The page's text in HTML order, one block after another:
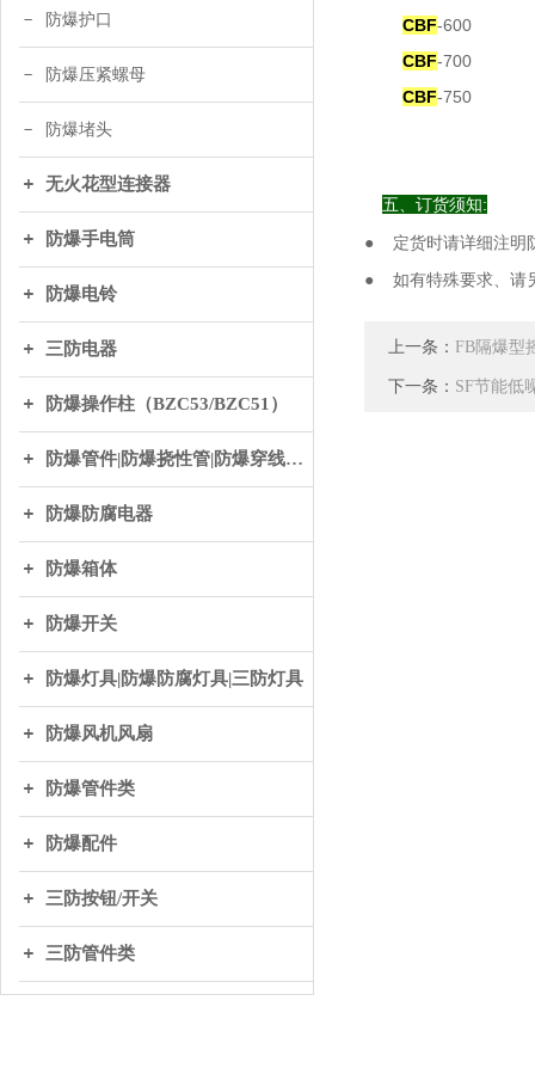
防爆护口
防爆压紧螺母
防爆堵头
无火花型连接器
防爆手电筒
防爆电铃
三防电器
防爆操作柱（BZC53/BZC51）
防爆管件|防爆挠性管|防爆穿线盒|防爆接线盒|防爆电缆夹紧接头
防爆防腐电器
防爆箱体
防爆开关
防爆灯具|防爆防腐灯具|三防灯具
防爆风机风扇
防爆管件类
防爆配件
三防按钮/开关
三防管件类
CBF-600
CBF-700
CBF-750
五 、订货须知:
● 定货时请详细注明
● 如有特殊要求、请
上一条： FB隔爆型
下一条： SF节能低